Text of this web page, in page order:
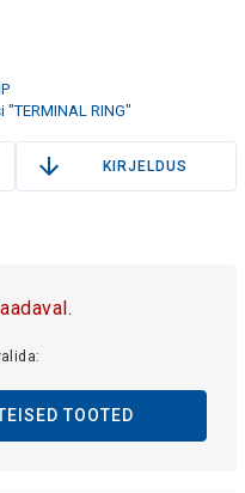
"TERMINAL RING"
KIRJELDUS
TOOTED